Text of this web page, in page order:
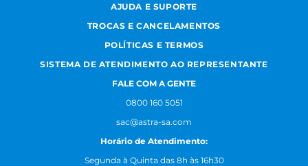
AJUDA E SUPORTE
TROCAS E CANCELAMENTOS
POLÍTICAS E TERMOS
SISTEMA DE ATENDIMENTO AO REPRESENTANTE
FALE COM A GENTE
0800 160 5051
sac@astra-sa.com
Horário de Atendimento:
Segunda à Quinta das 8h às 16h30